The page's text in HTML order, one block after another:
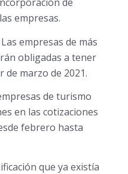
empresas.
Las empresas de más
obligadas a tener
marzo de 2021.
de turismo
en las cotizaciones
febrero hasta
que ya existía